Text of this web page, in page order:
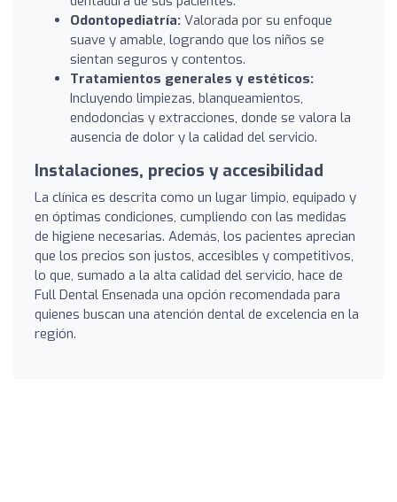
Odontopediatría: Valorada por su enfoque
suave y amable, logrando que los niños se
sientan seguros y contentos.
Tratamientos generales y estéticos:
Incluyendo limpiezas, blanqueamientos,
endodoncias y extracciones, donde se valora la
ausencia de dolor y la calidad del servicio.
Instalaciones, precios y accesibilidad
La clínica es descrita como un lugar limpio, equipado y
en óptimas condiciones, cumpliendo con las medidas
de higiene necesarias. Además, los pacientes aprecian
que los precios son justos, accesibles y competitivos,
lo que, sumado a la alta calidad del servicio, hace de
Full Dental Ensenada una opción recomendada para
quienes buscan una atención dental de excelencia en la
región.